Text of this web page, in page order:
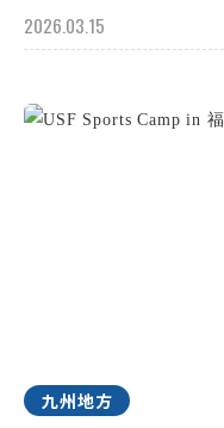
2026.03.15
九州地方